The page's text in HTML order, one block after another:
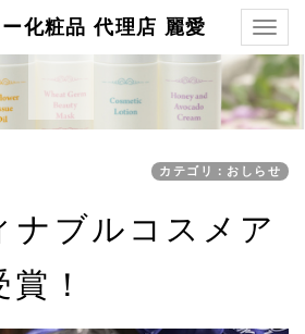
化粧品 代理店 麗愛
カテゴリ：おしらせ
ナブルコスメア
！